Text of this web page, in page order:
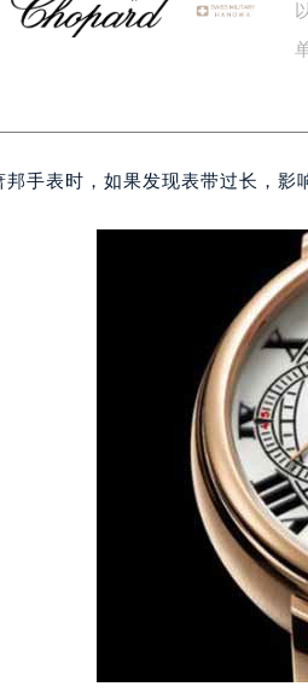
邦手表时，如果发现表带过长，影